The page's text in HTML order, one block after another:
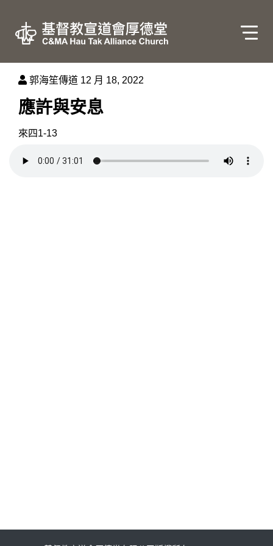
郭海笙傳道 12 月 18, 2022
應許與安息
來四1-13